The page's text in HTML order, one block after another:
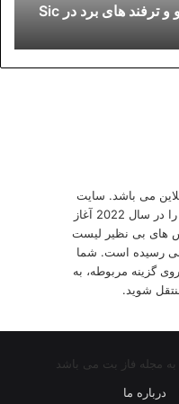
آموزش ورود به سایت بازی سیک بو و ترفند های برد در Sic
می باشد. سایت
شرط بندی فاز بت فعالیت خود را در سال 2022 آغاز
های بی نظیر لیست
رسیده است. شما
گزینه مربوطه، به
شوید.
مجله فاز بت می باشد
درباره ما